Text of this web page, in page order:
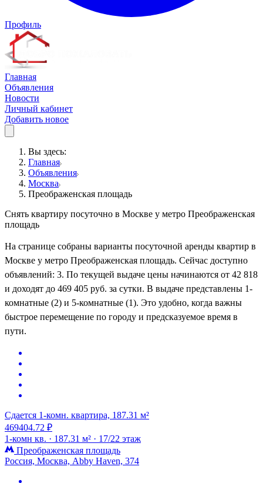
Профиль
Главная
Объявления
Новости
Личный кабинет
Добавить новое
Вы здесь:
Главная
Объявления
Москва
Преображенская площадь
Снять квартиру посуточно в Москве у метро Преображенская
площадь
На странице собраны варианты посуточной аренды квартир в
Москве у метро Преображенская площадь. Сейчас доступно
объявлений: 3. По текущей выдаче цены начинаются от 42 818
и доходят до 469 405 руб. за сутки. В выдаче представлены 1-
комнатные (2) и 5-комнатные (1). Это удобно, когда важны
быстрое перемещение по городу и предсказуемое время в
пути.
Сдается 1-комн. квартира, 187.31 м²
469404.72 ₽
1-комн кв. · 187.31 м² · 17/22 этаж
Преображенская площадь
Россия, Москва, Abby Haven, 374